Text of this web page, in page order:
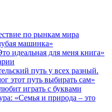
по рынкам мира
машинка»
идеальная для меня книга»
путь у всех разный.
этот путь выбирать сам»
играть с буквами
«Семья и природа – это